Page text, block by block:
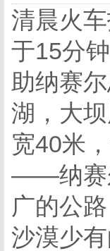
清晨火
于15分
助纳赛
湖，大
宽40米
——纳赛
广的公
沙漠少